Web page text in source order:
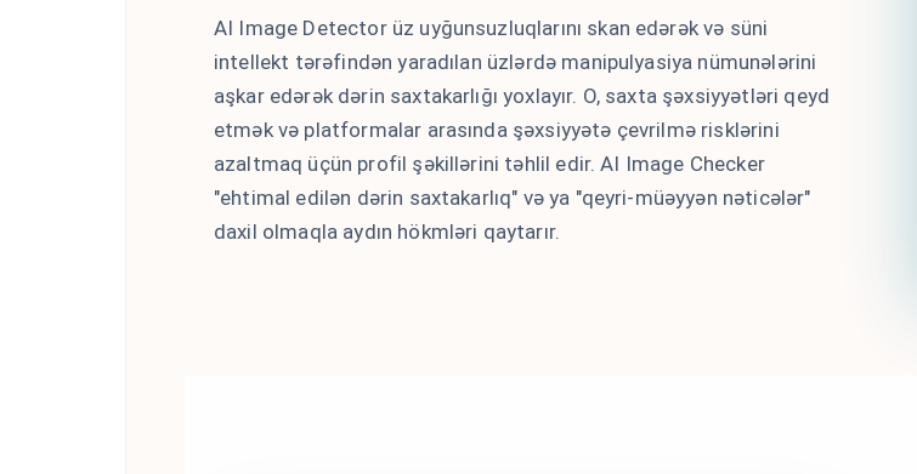
AI Image Detector üz uyğunsuzluqlarını skan edərək və süni
intellekt tərəfindən yaradılan üzlərdə manipulyasiya nümunələrini
aşkar edərək dərin saxtakarlığı yoxlayır. O, saxta şəxsiyyətləri qeyd
etmək və platformalar arasında şəxsiyyətə çevrilmə risklərini
azaltmaq üçün profil şəkillərini təhlil edir. AI Image Checker
"ehtimal edilən dərin saxtakarlıq" və ya "qeyri-müəyyən nəticələr"
daxil olmaqla aydın hökmləri qaytarır.